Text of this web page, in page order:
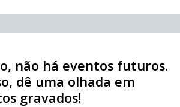
não há eventos futuros.
dê uma olhada em
gravados!